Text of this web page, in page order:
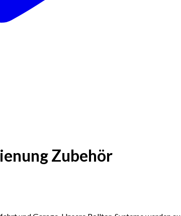
Zubehör